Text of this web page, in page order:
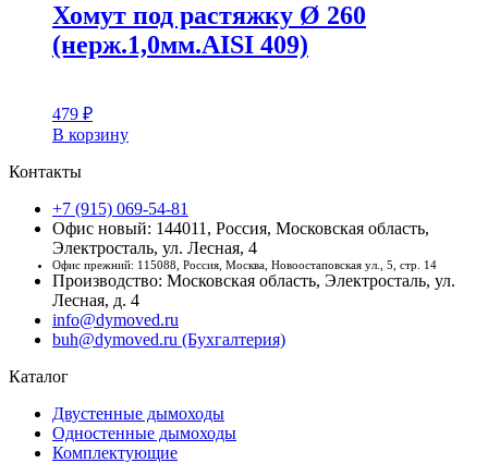
Хомут под растяжку Ø 260
(нерж.1,0мм.AISI 409)
479 ₽
В корзину
Контакты
+7 (915) 069-54-81
Офис новый: 144011, Россия, Московская область,
Электросталь, ул. Лесная, 4
Офис прежний: 115088, Россия, Москва, Новоостаповская ул., 5, стр. 14
Производство: Московская область, Электросталь, ул.
Лесная, д. 4
info@dymoved.ru
buh@dymoved.ru (Бухгалтерия)
Каталог
Двустенные дымоходы
Одностенные дымоходы
Комплектующие